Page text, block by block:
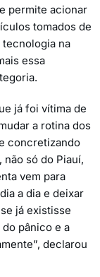
permite acionar
tomados de
tecnologia na
essa
já foi vítima de
a rotina dos
concretizando
só do Piauí,
vem para
a dia e deixar
já existisse
pânico e a
declarou